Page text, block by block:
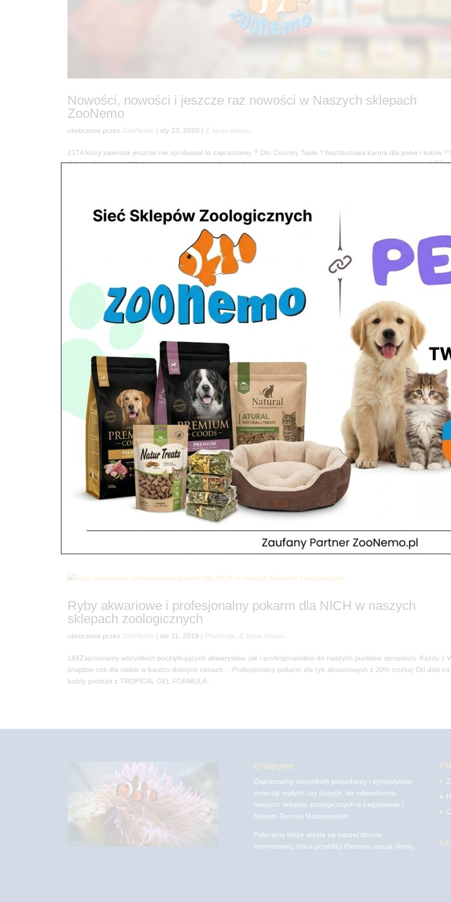
Nowości, nowości i jeszcze raz nowości w Naszych sklepach
ZooNemo
utworzone przez ZooNemo | sty 23, 2020 | Z życia sklepu
217A który zwierzak jeszcze nie spróbował to zapraszamy ? Oto Country Taste ? bezzbożowa karma dla psów i kotów ??
Tylko w Zoonemo ??? Czas na nowości z firmy Bozita Czekamy na opinie i działamy! ? Kolejny zadowolony klient ? 🐱
Ciekawostki, Gekon Lamparci. Zmiana aranżacji zbiornika
ZooNemo ul. Sobieskiego Legionowo
utworzone przez ZooNemo|sty 19, 2020|Z życia sklepu
152Przypominamy Państwu, że jesteśmy w stanie zrealizować każde zamówienie na zbiorniki wodne (akwaria) oraz
pod nie, z odpowiednią kolorystyką i wyglądem pasującym do wszystkich wnętrz… Oto nasze ostatnie zlecenia na szafki
Ryby akwariowe i profesjonalny pokarm dla NICH w naszych
sklepach zoologicznych
utworzone przez ZooNemo | sie 11, 2019 | Promocje, Z życia sklepu
184Zapraszamy wszystkich początkujących akwarystów, jak i profesjonalistów do naszych punktów sprzedaży. Każdy z
znajdzie coś dla siebie w bardzo dobrych cenach… Profesjonalny pokarm dla ryb akwariowych z 20% zniżką! Od dziś na
każdy produkt z TROPICAL GEL FORMULA...
O witrynie
Zapraszamy wszystkich posiadaczy i sympatyków
zwierząt małych czy dużych, do odwiedzenia
naszych sklepów zoologicznych w Legionowie i
Nowym Dworze Mazowieckim
Polecamy także wizytę na naszej stronie
internetowej, która przybliży Państwu naszą ofertę.